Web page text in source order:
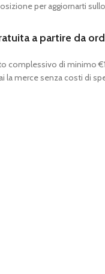
per aggiornarti
a partire da
complessivo di minimo
la merce senza costi di